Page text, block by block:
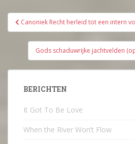
Bericht
navigatie
Canoniek Recht herleid tot een intern
Gods schaduwrijke jachtvelden
BERICHTEN
It Got To Be Love
When the River Won’t Flow